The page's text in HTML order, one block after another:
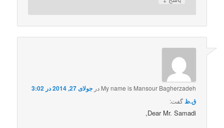
My name is Mansour Bagherzadeh در
جولای 27, 2014 در 3:02
ق.ظگفت:
Dear Mr. Samadi,